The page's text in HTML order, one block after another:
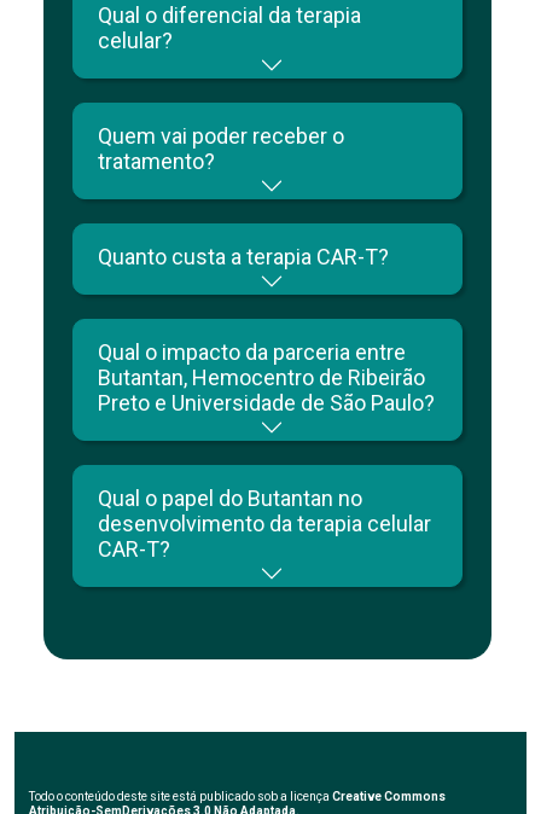
Qual o diferencial da terapia
celular?
Quem vai poder receber o
tratamento?
Quanto custa a terapia CAR-T?
Qual o impacto da parceria entre
Butantan, Hemocentro de Ribeirão
Preto e Universidade de São Paulo?
Qual o papel do Butantan no
desenvolvimento da terapia celular
CAR-T?
Todo o conteúdo deste site está publicado sob a licença Creative Commons
Atribuição-SemDerivações 3.0 Não Adaptada.